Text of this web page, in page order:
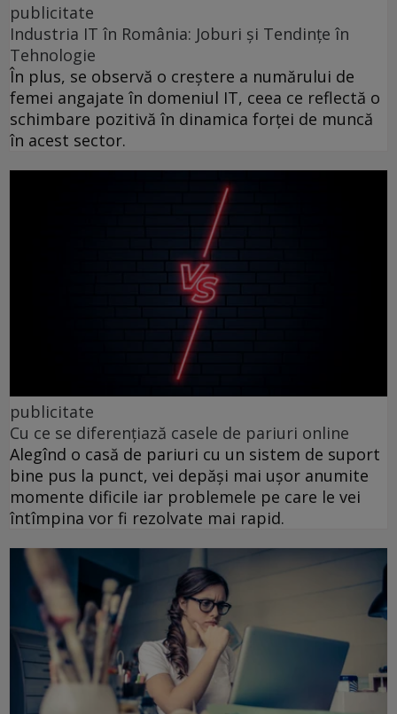
publicitate
Industria IT în România: Joburi și Tendințe în
Tehnologie
În plus, se observă o creștere a numărului de
femei angajate în domeniul IT, ceea ce reflectă o
schimbare pozitivă în dinamica forței de muncă
în acest sector.
publicitate
Cu ce se diferențiază casele de pariuri online
Alegînd o casă de pariuri cu un sistem de suport
bine pus la punct, vei depăși mai ușor anumite
momente dificile iar problemele pe care le vei
întîmpina vor fi rezolvate mai rapid.